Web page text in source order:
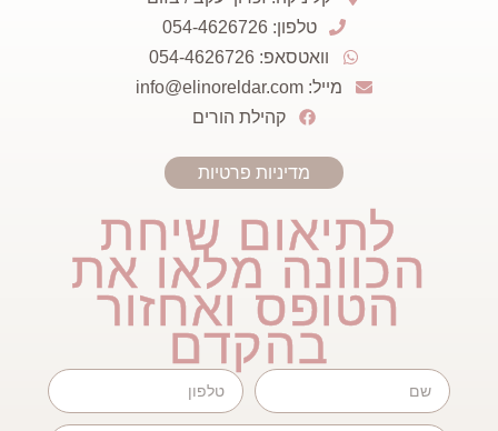
קהילת הורים
מדיניות פרטיות
שיחת
מלאו את
ואחזור
בהקדם